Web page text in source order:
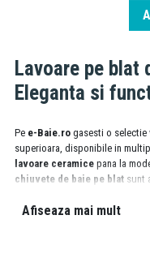
Lavoare pe blat
Eleganta si
Pe e-Baie.ro gasesti o selectie
superioara, disponibile in
lavoare ceramice pana la
chiuvete de baie pe blat sunt
Afiseaza mai mult